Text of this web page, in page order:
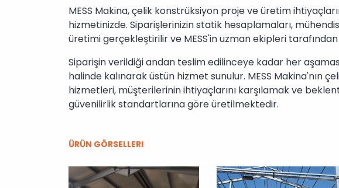
MESS Makina, çelik konstrüksiyon proje ve üretim
hizmetinizde. Siparişlerinizin statik hesaplamaları,
üretimi gerçekleştirilir ve MESS'in uzman ekipleri tarafından
Siparişin verildiği andan teslim edilinceye kadar her
halinde kalınarak üstün hizmet sunulur. MESS Makina'nın
hizmetleri, müşterilerinin ihtiyaçlarını karşılamak ve
güvenilirlik standartlarına göre üretilmektedir.
ÜRÜN GÖRSELLERI